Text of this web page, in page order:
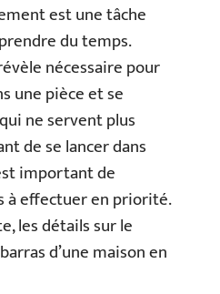
est une tâche
du temps.
nécessaire pour
une pièce et se
ne servent plus
de se lancer dans
important de
à effectuer en priorité.
les détails sur le
d’une maison en